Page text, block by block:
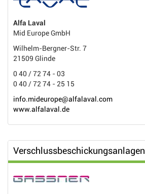
Alfa Laval
Mid Europe GmbH
Wilhelm-Bergner-Str. 7
21509 Glinde
0 40 / 72 74 - 03
0 40 / 72 74 - 25 15
info.mideurope@alfalaval.com
www.alfalaval.de
Verschlussbeschickungsanlagen